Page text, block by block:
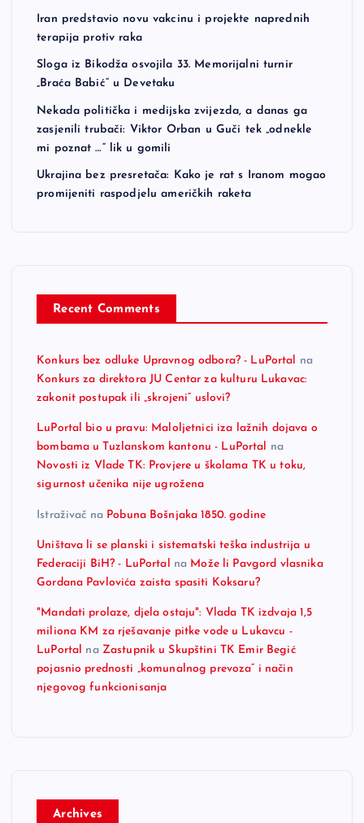
Iran predstavio novu vakcinu i projekte naprednih
terapija protiv raka
Sloga iz Bikodža osvojila 33. Memorijalni turnir
„Braća Babić“ u Devetaku
Nekada politička i medijska zvijezda, a danas ga
zasjenili trubači: Viktor Orban u Guči tek „odnekle
mi poznat …“ lik u gomili
Ukrajina bez presretača: Kako je rat s Iranom mogao
promijeniti raspodjelu američkih raketa
Recent Comments
Konkurs bez odluke Upravnog odbora? - LuPortal na
Konkurs za direktora JU Centar za kulturu Lukavac:
zakonit postupak ili „skrojeni“ uslovi?
LuPortal bio u pravu: Maloljetnici iza lažnih dojava o
bombama u Tuzlanskom kantonu - LuPortal na
Novosti iz Vlade TK: Provjere u školama TK u toku,
sigurnost učenika nije ugrožena
Istraživač na Pobuna Bošnjaka 1850. godine
Uništava li se planski i sistematski teška industrija u
Federaciji BiH? - LuPortal
na Može li Pavgord vlasnika
Gordana Pavlovića zaista spasiti Koksaru?
"Mandati prolaze, djela ostaju": Vlada TK izdvaja 1,5
miliona KM za rješavanje pitke vode u Lukavcu -
LuPortal na Zastupnik u Skupštini TK Emir Begić
pojasnio prednosti „komunalnog prevoza“ i način
njegovog funkcionisanja
Archives